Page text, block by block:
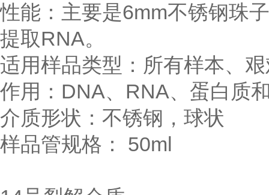
性能：主要是6mm不锈钢珠
提取RNA。
适用样品类型：所有样本、
作用：DNA、RNA、蛋白质
介质形状：不锈钢，球状
样品管规格： 50ml